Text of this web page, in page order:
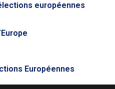
européennes
Européennes